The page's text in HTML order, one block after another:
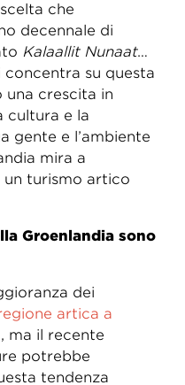
che
decennale di
Kalaallit Nunaat…
concentra su questa
una crescita in
cultura e la
gente e l’ambiente
mira a
turismo artico
Groenlandia sono
dei
artica a
, ma il recente
potrebbe
tendenza